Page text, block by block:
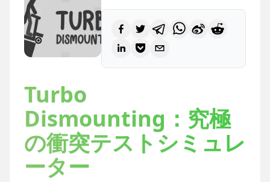
Turbo
Dismounting：究極
の衝突テストシミュレ
ーター